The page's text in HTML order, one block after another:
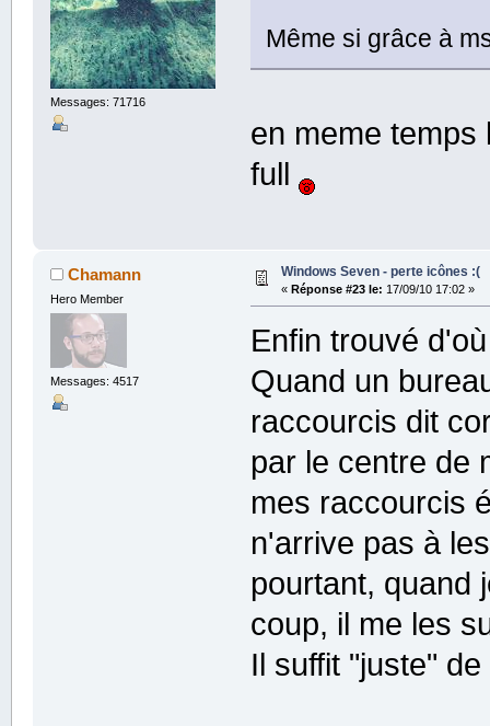
Messages: 71716
Même si grâce à
en meme temps
full
Chamann
Hero Member
Messages: 4517
Windows Seven - perte icônes :(
« Réponse #23 le: 17/09/10 17:02 »
Enfin trouvé
Quand un
raccourcis dit
par le centre de
mes raccourcis
n'arrive pas à
pourtant, quand
coup, il me les
Il suffit "juste"